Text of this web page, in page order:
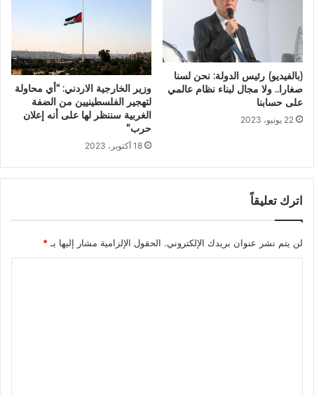
(بالفيديو) رئيس الدولة: نحن لسنا
صغارا.. ولا مجال لبناء نظام عالمي
على حسابنا
22 يونيو، 2023
وزير الخارجية الاردني: “أي محاولة
لتهجير الفلسطينيين من الضفة
الغربية سننظر لها على أنه إعلان
حرب”
18 أكتوبر، 2023
اترك تعليقاً
لن يتم نشر عنوان بريدك الإلكتروني. الحقول الإلزامية مشار إليها بـ *